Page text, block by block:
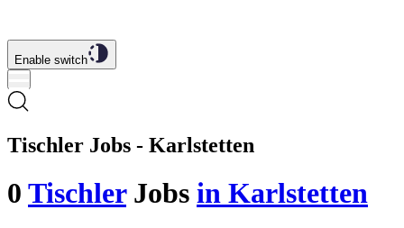
Enable switch
Tischler Jobs - Karlstetten
0 TischlerJobs in Karlstetten